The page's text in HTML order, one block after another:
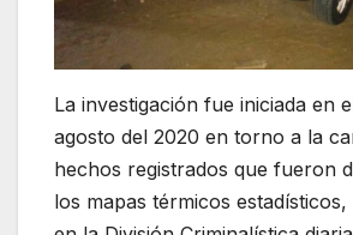
La investigación fue iniciada en
agosto del 2020 en torno a la
hechos registrados que fueron
los mapas térmicos